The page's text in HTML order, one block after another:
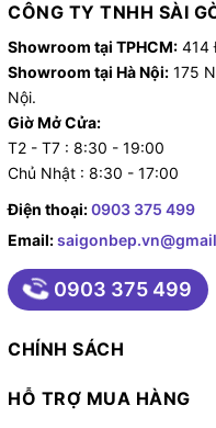
CÔNG TY TNHH SÀI
Showroom tại TPHCM: 414
Showroom tại Hà Nội: 175
Nội.
Giờ Mở Cửa:
T2 - T7 : 8:30 - 19:00
Chủ Nhật : 8:30 - 17:00
Điện thoại:0903 375 499
Email:
0903 375 499
CHÍNH SÁCH
HỖ TRỢ MUA HÀNG